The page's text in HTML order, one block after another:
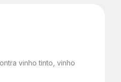
vinho tinto, vinho